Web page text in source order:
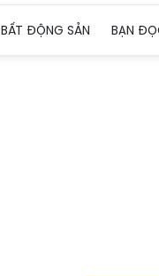
BẤT ĐỘNG SẢN BẠN